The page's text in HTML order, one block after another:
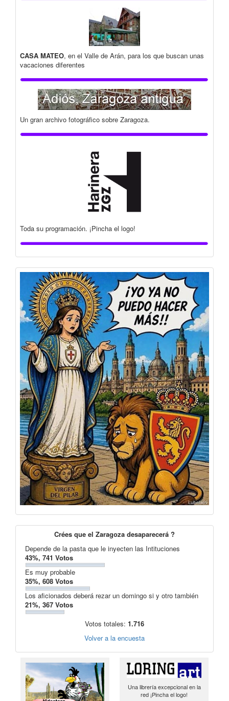
CASA MATEO, en el Valle de Arán, para los que buscan unas
vacaciones diferentes
Un gran archivo fotográfico sobre Zaragoza.
Toda su programación. ¡Pincha el logo!
Crées que el Zaragoza desaparecerá ?
Depende de la pasta que le inyecten las Intituciones
43%, 741 Votos
Es muy probable
35%, 608 Votos
Los aficionados deberá rezar un domingo si y otro también
21%, 367 Votos
Votos totales: 1.716
Volver a la encuesta
Una librería excepcional en la
red ¡Pincha el logo!